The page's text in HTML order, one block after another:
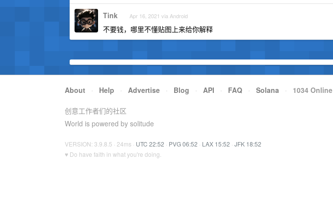
Tink Apr 16, 2021 via Android
不要钱，哪里不懂贴图上来给你解释
About · Help · Advertise · Blog · API · FAQ · Solana · 1034 Online
创意工作者们的社区
World is powered by solitude
VERSION: 3.9.8.5 · 24ms · UTC 22:52 · PVG 06:52 · LAX 15:52 · JFK 18:52
♥ Do have faith in what you're doing.